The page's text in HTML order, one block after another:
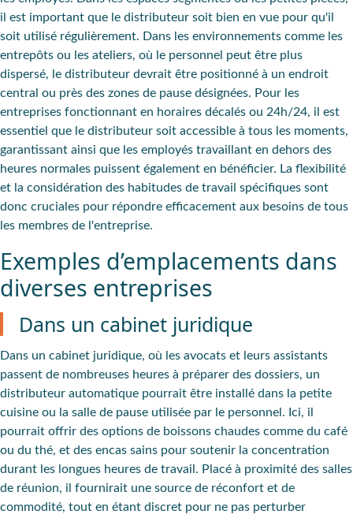
il est important que le distributeur soit bien en vue pour qu'il
soit utilisé régulièrement. Dans les environnements comme les
entrepôts ou les ateliers, où le personnel peut être plus
dispersé, le distributeur devrait être positionné à un endroit
central ou près des zones de pause désignées. Pour les
entreprises fonctionnant en horaires décalés ou 24h/24, il est
essentiel que le distributeur soit accessible à tous les moments,
garantissant ainsi que les employés travaillant en dehors des
heures normales puissent également en bénéficier. La flexibilité
et la considération des habitudes de travail spécifiques sont
donc cruciales pour répondre efficacement aux besoins de tous
les membres de l'entreprise.
Exemples d’emplacements dans
diverses entreprises
Dans un cabinet juridique
Dans un cabinet juridique, où les avocats et leurs assistants
passent de nombreuses heures à préparer des dossiers, un
distributeur automatique pourrait être installé dans la petite
cuisine ou la salle de pause utilisée par le personnel. Ici, il
pourrait offrir des options de boissons chaudes comme du café
ou du thé, et des encas sains pour soutenir la concentration
durant les longues heures de travail. Placé à proximité des salles
de réunion, il fournirait une source de réconfort et de
commodité, tout en étant discret pour ne pas perturber